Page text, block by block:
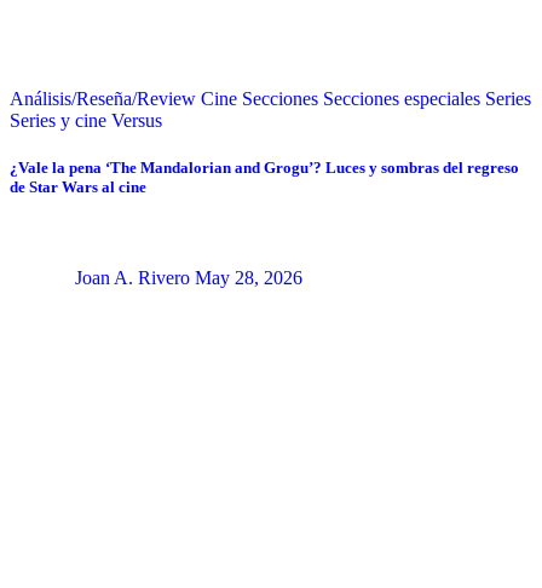
Análisis/Reseña/Review Cine Secciones Secciones especiales Series
Series y cine Versus
¿Vale la pena ‘The Mandalorian and Grogu’? Luces y sombras del regreso
de Star Wars al cine
Joan A. Rivero May 28, 2026